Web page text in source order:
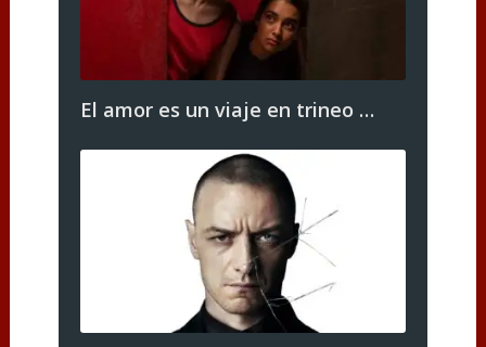
El amor es un viaje en trineo …